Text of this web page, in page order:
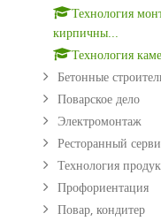
Технология
кирпичны...
Технология
Бетонные
Поварское дело
Электромонтаж
Ресторанный
Технология
Профориентация
Повар, кондитер